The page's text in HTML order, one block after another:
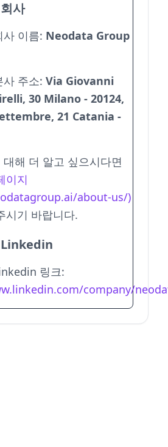
사
이름: Neodata Group
주소: Via Giovanni
30 Milano - 20124,
21 Catania -
해 더 알고 싶으시다면
이지
about-us/)
시기 바랍니다.
링크:
company/